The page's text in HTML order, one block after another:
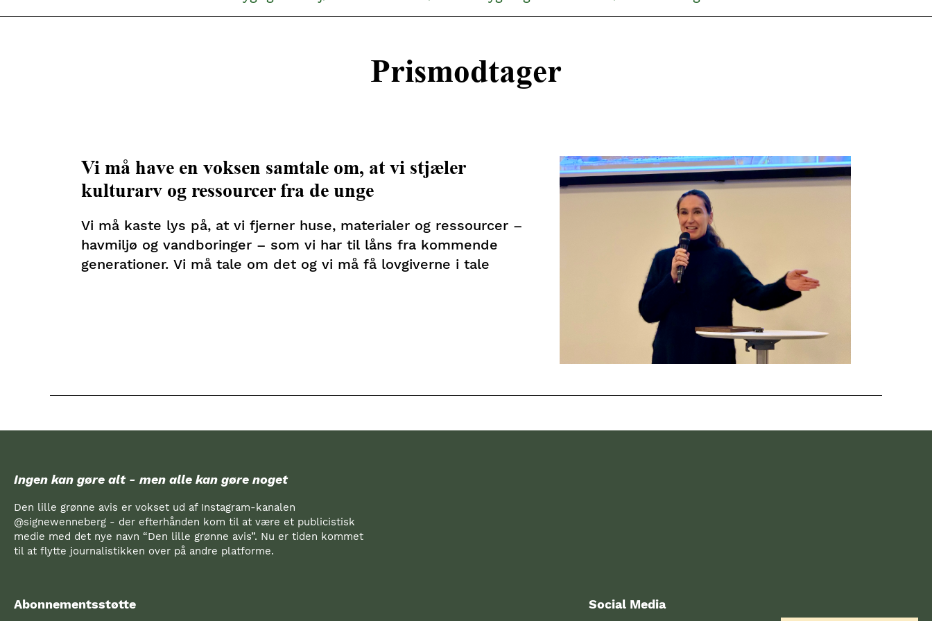
Prismodtager
Vi må have en voksen samtale om, at vi stjæler
kulturarv og ressourcer fra de unge
Vi må kaste lys på, at vi fjerner huse, materialer og ressourcer –
havmiljø og vandboringer – som vi har til låns fra kommende
generationer. Vi må tale om det og vi må få lovgiverne i tale
Ingen kan gøre alt - men alle kan gøre noget
Den lille grønne avis er vokset ud af Instagram-kanalen
@signewenneberg - der efterhånden kom til at være et publicistisk
medie med det nye navn “Den lille grønne avis”. Nu er tiden kommet
til at flytte journalistikken over på andre platforme.
Abonnementsstøtte Social Media